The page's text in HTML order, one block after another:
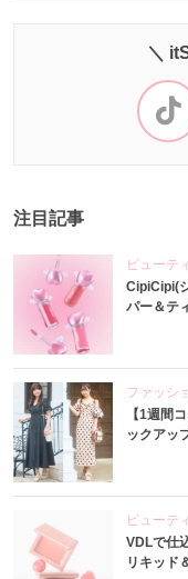
＼
注目記事
ビューテ
CipiCipi(
パー＆テ
ファッシ
【1週間
ックアッ
ビューテ
VDLで仕
リキッド